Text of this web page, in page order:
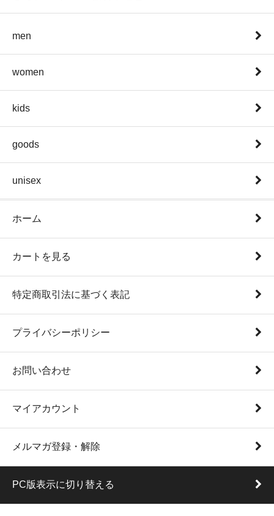
men
women
kids
goods
unisex
ホーム
カートを見る
特定商取引法に基づく表記
プライバシーポリシー
お問い合わせ
マイアカウント
メルマガ登録・解除
PC版表示に切り替える